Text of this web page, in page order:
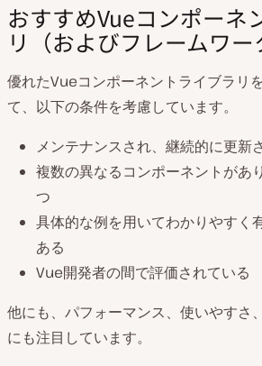
おすすめVueコンポーネ
リ（およびフレームワー
優れたVueコンポーネントライブラリ
て、以下の条件を考慮しています。
メンテナンスされ、継続的に更新
複数の異なるコンポーネントがあ
つ
具体的な例を用いてわかりやすく
ある
Vue開発者の間で評価されている
他にも、パフォーマンス、使いやすさ
にも注目しています。